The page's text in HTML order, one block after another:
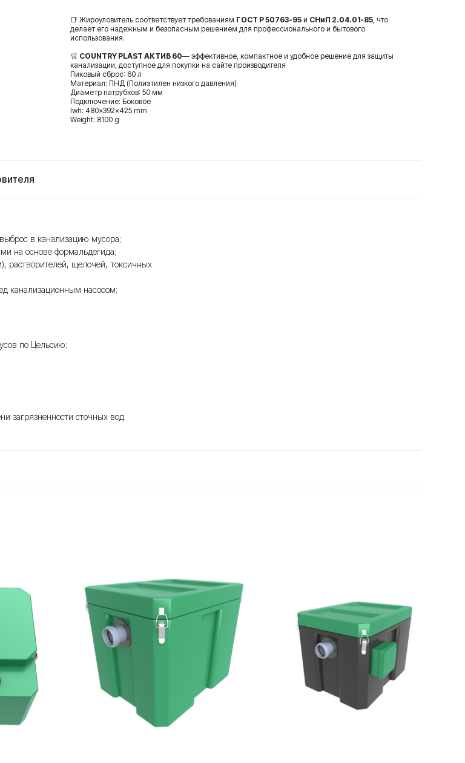
📑 Жироуловитель соответствует требованиям ГОСТ Р 50763-95 и СНиП 2.04.01-85, что
делает его надежным и безопасным решением для профессионального и бытового
использования.
🛒 COUNTRY PLAST АКТИВ 60— эффективное, компактное и удобное решение для защиты
канализации, доступное для покупки на сайте производителя
Пиковый сброс: 60 л
Материал: ПНД (Полиэтилен низкого давления)
Диаметр патрубков: 50 мм
Подключение: Боковое
lwh: 480x392x425 mm
Weight: 8100 g
в канализацию мусора;
на основе формальдегида;
растворителей, щелочей, токсичных
канализационным насосом;
по Цельсию;
загрязненности сточных вод.